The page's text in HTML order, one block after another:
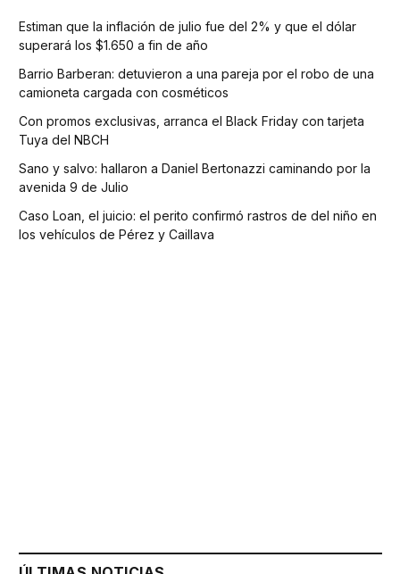
Estiman que la inflación de julio fue del 2% y que el dólar
superará los $1.650 a fin de año
Barrio Barberan: detuvieron a una pareja por el robo de una
camioneta cargada con cosméticos
Con promos exclusivas, arranca el Black Friday con tarjeta
Tuya del NBCH
Sano y salvo: hallaron a Daniel Bertonazzi caminando por la
avenida 9 de Julio
Caso Loan, el juicio: el perito confirmó rastros de del niño en
los vehículos de Pérez y Caillava